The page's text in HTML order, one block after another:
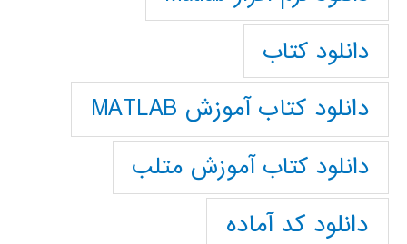
دانلود کتاب
دانلود کتاب آموزش MATLAB
دانلود کتاب آموزش متلب
دانلود کد آماده